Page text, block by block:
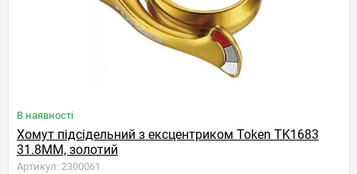
В наявності
Хомут підсідельний з ексцентриком Token TK1683
31.8MM, золотий
Артикул: 2300061